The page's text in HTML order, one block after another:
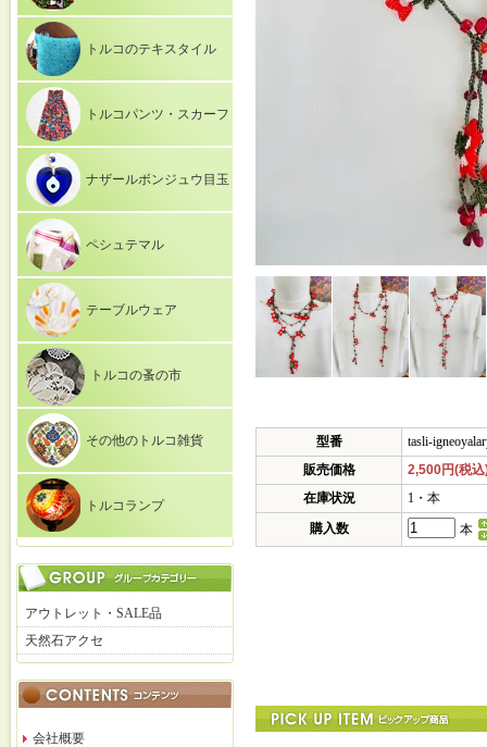
トルコのテキスタイル
トルコパンツ・スカーフ
ナザールボンジュウ目玉
ペシュテマル
テーブルウェア
トルコの蚤の市
その他のトルコ雑貨
トルコランプ
アウトレット・SALE品
天然石アクセ
会社概要
型番
tasli-
販売価格
2,500円(税込
在庫状況
1・本
購入数
本